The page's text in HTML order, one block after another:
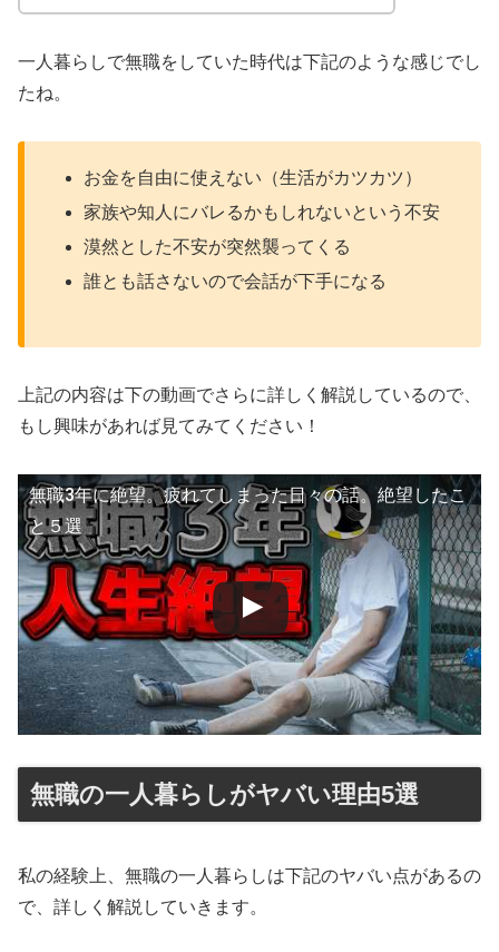
一人暮らしで無職をしていた時代は下記のような感じでし
たね。
お金を自由に使えない（生活がカツカツ）
家族や知人にバレるかもしれないという不安
漠然とした不安が突然襲ってくる
誰とも話さないので会話が下手になる
上記の内容は下の動画でさらに詳しく解説しているので、
もし興味があれば見てみてください！
無職3年に絶望。疲れてしまった日々の話。絶望したこ
と５選
無職の一人暮らしがヤバい理由5選
私の経験上、無職の一人暮らしは下記のヤバい点があるの
で、詳しく解説していきます。